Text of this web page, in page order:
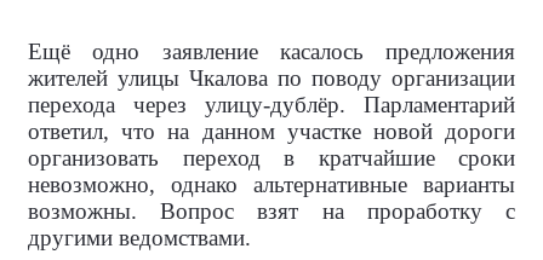
Ещё одно заявление касалось предложения
жителей улицы Чкалова по поводу организации
перехода через улицу-дублёр. Парламентарий
ответил, что на данном участке новой дороги
организовать переход в кратчайшие сроки
невозможно, однако альтернативные варианты
возможны. Вопрос взят на проработку с
другими ведомствами.